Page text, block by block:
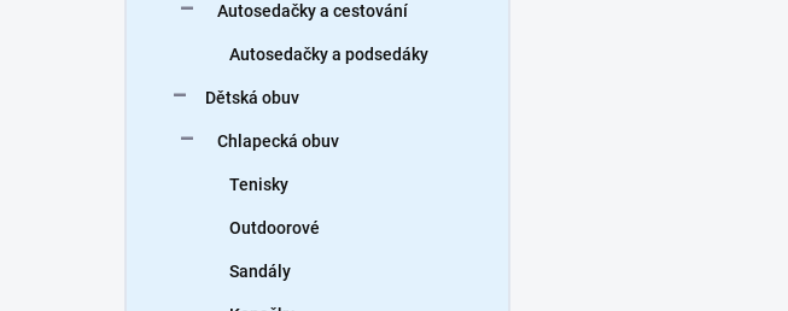
Autosedačky a cestování
Autosedačky a podsedáky
Dětská obuv
Chlapecká obuv
Tenisky
Outdoorové
Sandály